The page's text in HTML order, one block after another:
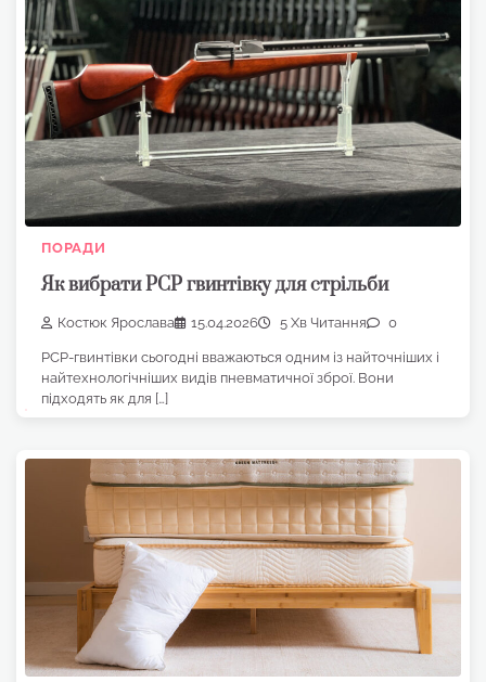
ПОРАДИ
Як вибрати PCP гвинтівку для стрільби
Костюк Ярослава 15.04.2026 5 Хв Читання 0
PCP-гвинтівки сьогодні вважаються одним із найточніших і
найтехнологічніших видів пневматичної зброї. Вони
підходять як для […]